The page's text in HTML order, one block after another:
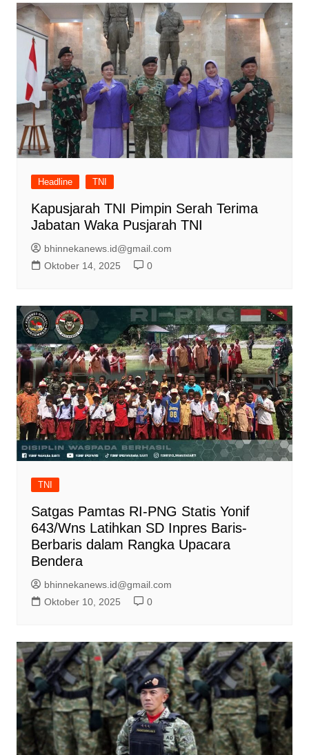
Headline TNI
Kapusjarah TNI Pimpin Serah Terima
Jabatan Waka Pusjarah TNI
bhinnekanews.id@gmail.com
Oktober 14, 2025
0
TNI
Satgas Pamtas RI-PNG Statis Yonif
643/Wns Latihkan SD Inpres Baris-
Berbaris dalam Rangka Upacara
Bendera
bhinnekanews.id@gmail.com
Oktober 10, 2025
0